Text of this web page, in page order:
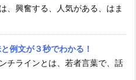
、興奮する、人気がある、はま
例文が３秒でわかる！
チラインとは、若者言葉で、話